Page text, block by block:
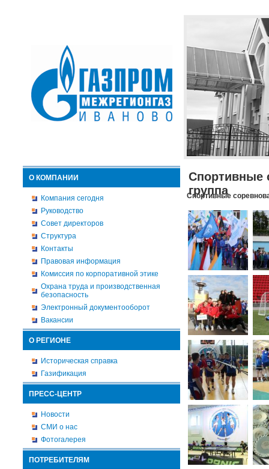
О КОМПАНИИ
Компания сегодня
Руководство
Совет директоров
Структура
Контакты
Правовая информация
Комиссия по корпоративной этике
Охрана труда и производственная
безопасность
Электронный документооборот
Вакансии
О РЕГИОНЕ
Историческая справка
Газификация
ПРЕСС-ЦЕНТР
Новости
СМИ о нас
Фотогалерея
ПОТРЕБИТЕЛЯМ
Спортивные
группа
Спортивные